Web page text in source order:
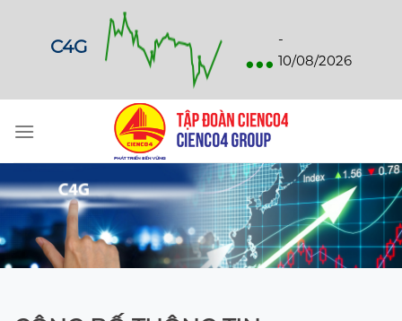
C4G ... -
10/08/2026